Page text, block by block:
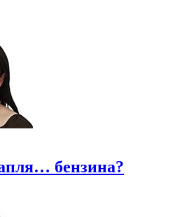
бензина?